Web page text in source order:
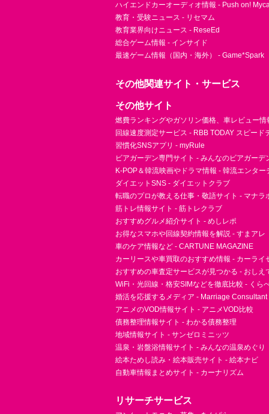
ハイエンドカーオーディオ情報 - Push on!
教育・受験ニュース - リセマム
教育業界向けニュース - ReseEd
総合ゲーム情報 - インサイド
最速ゲーム情報（国内・海外） - Game*Spark
その他関連サイト・サービス
その他サイト
燃費ランキングやガソリン価格、車レビュー情
回線速度測定サービス - RBB TODAY スピード
習慣化SNSアプリ - myRule
ビアガーデン専門サイト - みんなのビアガーデ
K-POP＆韓流映画やドラマ情報 - 韓流エンター
ダイエットSNS - ダイエットクラブ
転職のプロが教える仕事・敬語サイト - マナラ
筋トレ情報サイト - 筋トレクラブ
おすすめグルメ紹介サイト - めしレポ
お得なスマホや回線契約情報を解説 - すまアレ
車のケア情報など - CARTUNE MAGAZINE
カーリースや車買取のおすすめ情報 - カーライ
おすすめの車査定サービスが見つかる - おしえ
WiFi・光回線・格安SIMなどを徹底比較 - くら
婚活を応援するメディア - Marriage Consultant
アニメのVOD情報サイト - アニメVOD比較
債務整理情報サイト - わかる債務整理
地域情報サイト - サンゼロミニッツ
温泉・岩盤浴情報サイト - みんなの温泉めぐり
絵本ためし読み・絵本販売サイト - 絵本ナビ
自動車情報まとめサイト - カーナリズム
リサーチサービス